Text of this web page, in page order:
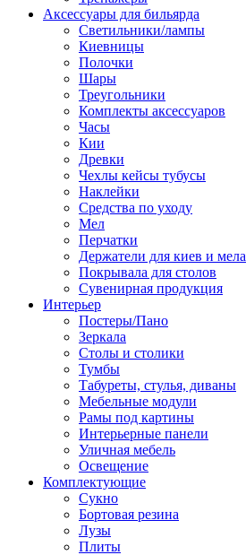
Аксессуары для бильярда
Светильники/лампы
Киевницы
Полочки
Шары
Треугольники
Комплекты аксессуаров
Часы
Кии
Древки
Чехлы кейсы тубусы
Наклейки
Средства по уходу
Мел
Перчатки
Держатели для киев и мела
Покрывала для столов
Сувенирная продукция
Интерьер
Постеры/Пано
Зеркала
Столы и столики
Тумбы
Табуреты, стулья, диваны
Мебельные модули
Рамы под картины
Интерьерные панели
Уличная мебель
Освещение
Комплектующие
Сукно
Бортовая резина
Лузы
Плиты